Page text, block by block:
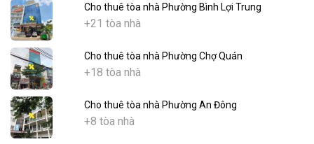
Cho thuê tòa nhà Phường Bình Lợi Trung
+21 tòa nhà
Cho thuê tòa nhà Phường Chợ Quán
+18 tòa nhà
Cho thuê tòa nhà Phường An Đông
+8 tòa nhà